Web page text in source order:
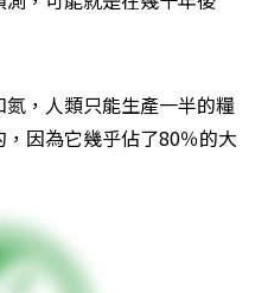
，人類只能生產一半的糧
因為它幾乎佔了80％的大